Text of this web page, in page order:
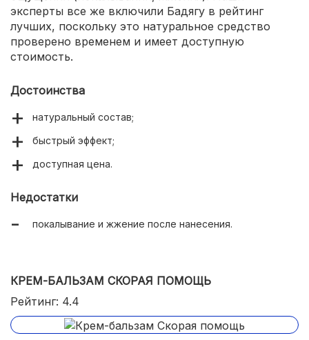
эксперты все же включили Бадягу в рейтинг
лучших, поскольку это натуральное средство
проверено временем и имеет доступную
стоимость.
Достоинства
натуральный состав;
быстрый эффект;
доступная цена.
Недостатки
покалывание и жжение после нанесения.
КРЕМ-БАЛЬЗАМ СКОРАЯ ПОМОЩЬ
Рейтинг: 4.4